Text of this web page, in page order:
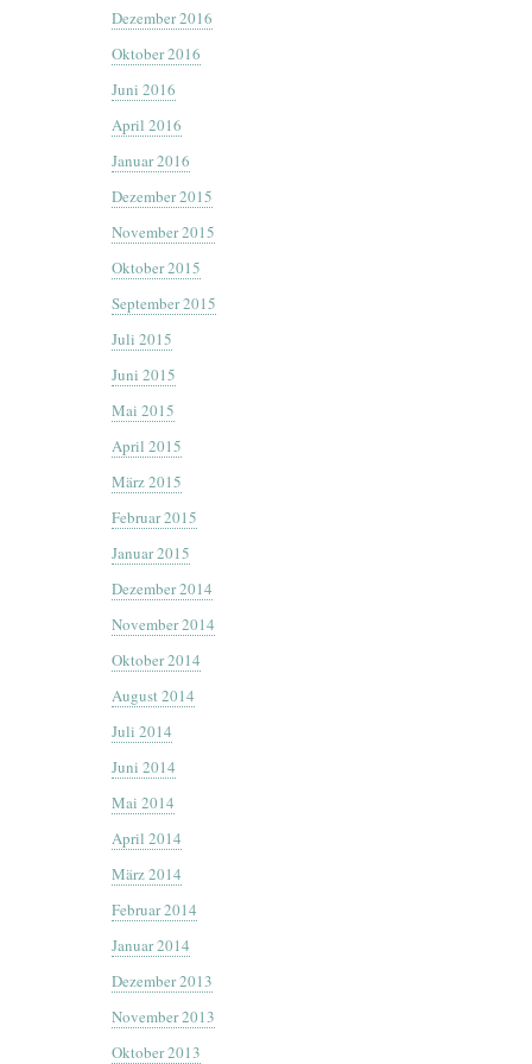
Dezember 2016
Oktober 2016
Juni 2016
April 2016
Januar 2016
Dezember 2015
November 2015
Oktober 2015
September 2015
Juli 2015
Juni 2015
Mai 2015
April 2015
März 2015
Februar 2015
Januar 2015
Dezember 2014
November 2014
Oktober 2014
August 2014
Juli 2014
Juni 2014
Mai 2014
April 2014
März 2014
Februar 2014
Januar 2014
Dezember 2013
November 2013
Oktober 2013